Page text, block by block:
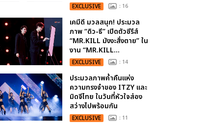
EXCLUSIVE : 16
เคมีดี มวลสนุก! ประมวล
ภาพ “ดิว-ธี” เปิดตัวซีรีส์
“MR.KILL มังงะสั่งตาย” ใน
งาน “MR.KILL...
EXCLUSIVE : 14
ประมวลภาพค่ำคืนแห่ง
ความทรงจำของ ITZY และ
มิดจีไทย ในวันที่หัวใจส่อง
สว่างไปพร้อมกัน
EXCLUSIVE : 11